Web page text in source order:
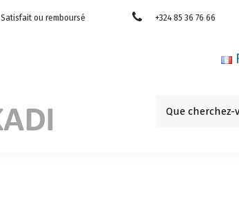
Satisfait ou remboursé +324 85 36 76 66